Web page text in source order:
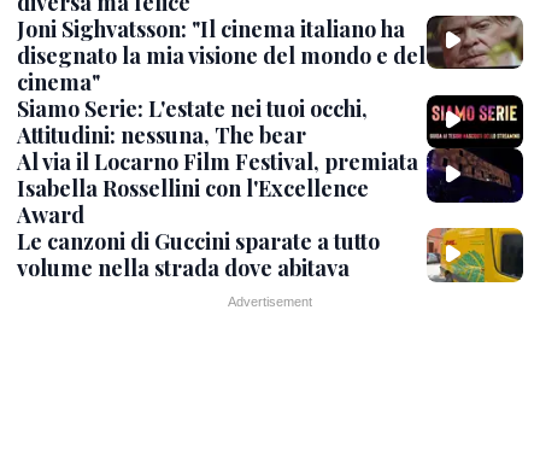
Joni Sighvatsson: "Il cinema italiano ha
disegnato la mia visione del mondo e del
cinema"
Siamo Serie: L'estate nei tuoi occhi,
Attitudini: nessuna, The bear
Al via il Locarno Film Festival, premiata
Isabella Rossellini con l'Excellence
Award
Le canzoni di Guccini sparate a tutto
volume nella strada dove abitava